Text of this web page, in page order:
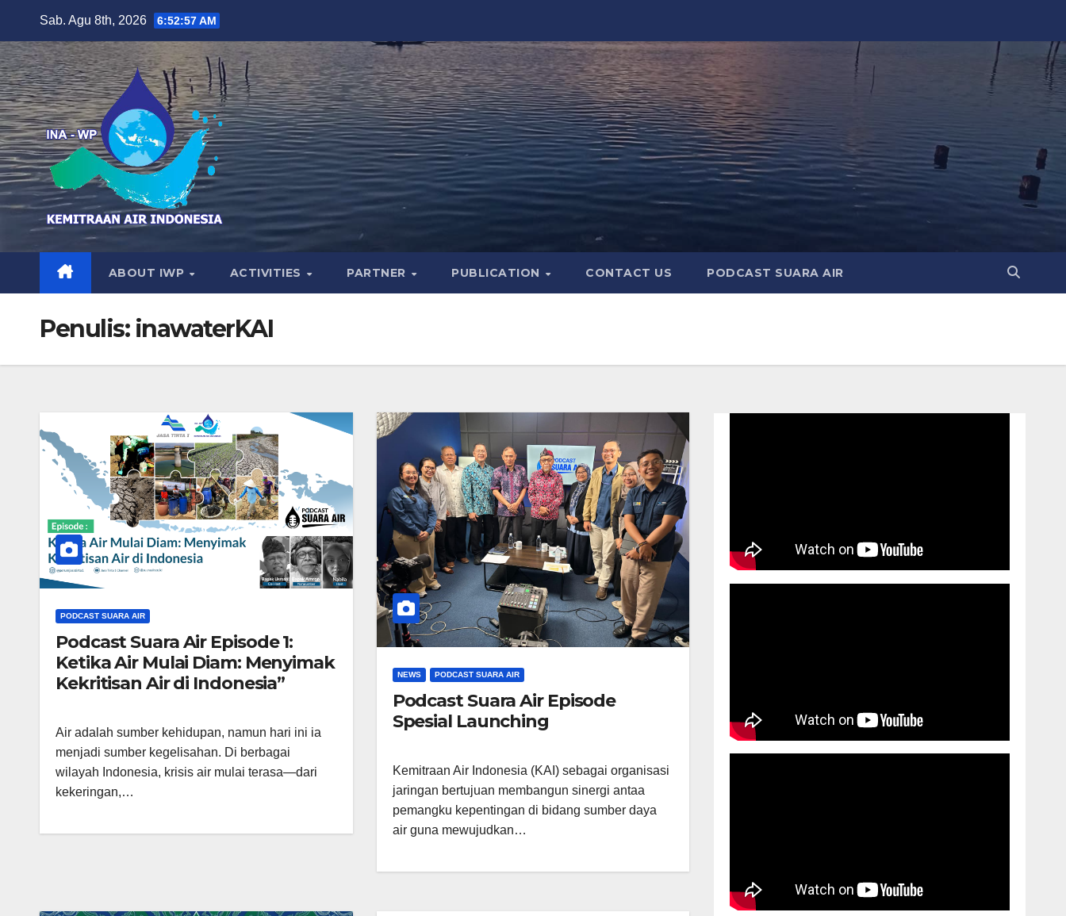
content
Sab. Agu 8th, 2026 6:52:58 AM
ABOUT IWP ACTIVITIES PARTNER PUBLICATION CONTACT US PODCAST SUARA AIR
Penulis: inawaterKAI
PODCAST SUARA AIR
Podcast Suara Air Episode 1:
Ketika Air Mulai Diam: Menyimak
Kekritisan Air di Indonesia”
Air adalah sumber kehidupan, namun hari ini ia
menjadi sumber kegelisahan. Di berbagai
wilayah Indonesia, krisis air mulai terasa—dari
kekeringan,…
NEWS PODCAST SUARA AIR
Podcast Suara Air Episode
Spesial Launching
Kemitraan Air Indonesia (KAI) sebagai organisasi
jaringan bertujuan membangun sinergi antaa
pemangku kepentingan di bidang sumber daya
air guna mewujudkan…